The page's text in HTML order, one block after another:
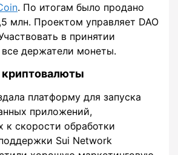
. По итогам было продано
млн. Проектом управляет DAO
в принятии
держатели монеты.
платформу для запуска
приложений,
к скорости обработки
Sui Network